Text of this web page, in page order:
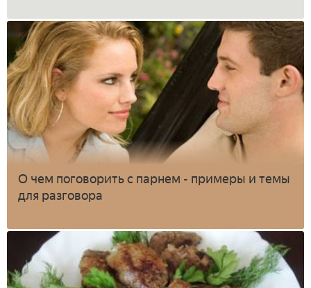
О чем поговорить с парнем - примеры и темы
для разговора